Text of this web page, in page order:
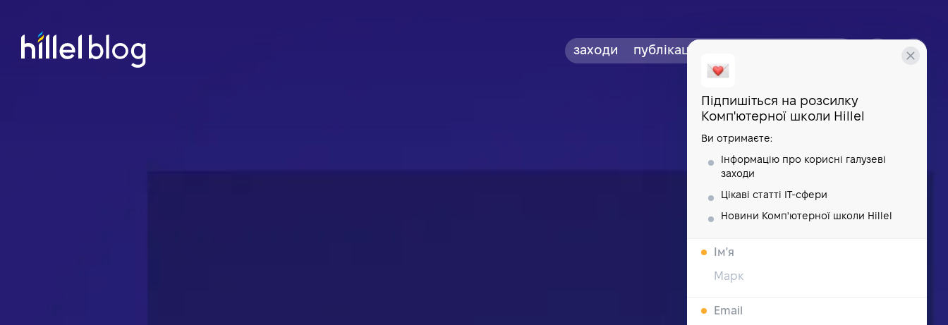
заходи публікації
Підпишіться на розсилку
Комп'ютерної школи Hillel
Ви отримаєте:
Інформацію про корисні галузеві
заходи
Цікаві статті IT-сфери
Новини Комп'ютерної школи Hillel
Iм'я
Email